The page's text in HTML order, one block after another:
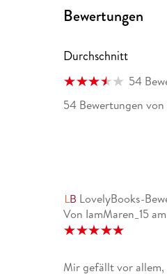
Bewertungen
Durchschnitt
54
54 Bewertungen von
LovelyBooks-
Von IamMaren_15am
Mir gefällt vor allem,